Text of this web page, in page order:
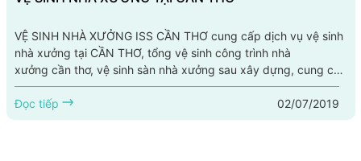
VỆ SINH NHÀ XƯỞNG ISS CẦN THƠ cung cấp dịch vụ vệ sinh
nhà xưởng tại CẦN THƠ, tổng vệ sinh công trình nhà
xưởng cần thơ, vệ sinh sàn nhà xưởng sau xây dựng, cung cấp
nhân viên tạp vụ văn phòng nhà xưởng , dịch vụ định kỳ như :
vệ sinh kính, vệ sinh thảm, vệ sinh sàn .... Dịch vụ vệ sinh nhà
xưởng cần thơ và quy trình vệ sinh chuyên nghiệp Hiện nay
Đọc tiếp 02/07/2019